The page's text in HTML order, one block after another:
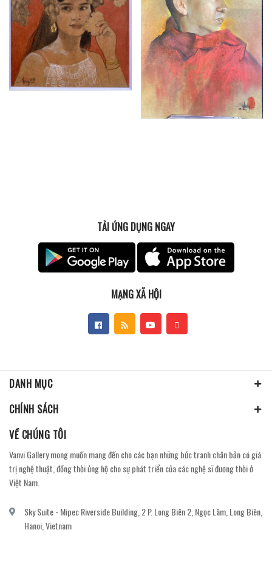
TẢI ỨNG DỤNG NGAY
MẠNG XÃ HỘI
DANH MỤC
CHÍNH SÁCH
VỀ CHÚNG TÔI
Vanvi Gallery mong muốn mang đến cho các bạn những bức tranh chân bản có giá
trị nghệ thuật, đồng thời ủng hộ cho sự phát triển của các nghệ sĩ đương thời ở
Việt Nam.
Sky Suite - Mipec Riverside Building, 2 P. Long Biên 2, Ngọc Lâm, Long Biên,
Hanoi, Vietnam